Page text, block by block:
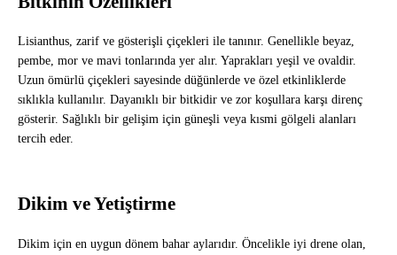
Lisianthus, zarif ve gösterişli çiçekleri ile tanınır. Genellikle beyaz,
pembe, mor ve mavi tonlarında yer alır. Yaprakları yeşil ve ovaldir.
Uzun ömürlü çiçekleri sayesinde düğünlerde ve özel etkinliklerde
sıklıkla kullanılır. Dayanıklı bir bitkidir ve zor koşullara karşı direnç
gösterir. Sağlıklı bir gelişim için güneşli veya kısmi gölgeli alanları
tercih eder.
Dikim ve Yetiştirme
Dikim için en uygun dönem bahar aylarıdır. Öncelikle iyi drene olan,